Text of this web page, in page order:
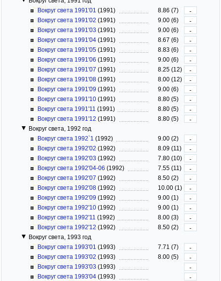
Вокруг света 1991'01 (1991) 8.86 (7)
-
Вокруг света 1991'02 (1991) 9.00 (6)
-
Вокруг света 1991'03 (1991) 9.00 (6)
-
Вокруг света 1991'04 (1991) 8.67 (6)
-
Вокруг света 1991'05 (1991) 8.83 (6)
-
Вокруг света 1991'06 (1991) 9.00 (6)
-
Вокруг света 1991'07 (1991) 8.25 (12)
-
Вокруг света 1991'08 (1991) 8.00 (12)
-
Вокруг света 1991'09 (1991) 9.00 (6)
-
Вокруг света 1991'10 (1991) 8.80 (5)
-
Вокруг света 1991'11 (1991) 8.80 (5)
-
Вокруг света 1991'12 (1991) 8.80 (5)
-
Вокруг света, 1992 год
Вокруг света 1992`1 (1992) 9.00 (2)
-
Вокруг света 1992'02 (1992) 8.09 (11)
-
Вокруг света 1992'03 (1992) 7.80 (10)
-
Вокруг света 1992'04-06 (1992) 7.55 (11)
-
Вокруг света 1992'07 (1992) 8.50 (2)
-
Вокруг света 1992'08 (1992) 10.00 (1)
-
Вокруг света 1992'09 (1992) 9.00 (1)
-
Вокруг света 1992'10 (1992) 9.00 (1)
-
Вокруг света 1992'11 (1992) 8.00 (3)
-
Вокруг света 1992'12 (1992) 8.50 (2)
-
Вокруг света, 1993 год
Вокруг света 1993'01 (1993) 7.71 (7)
-
Вокруг света 1993'02 (1993) 8.00 (5)
-
Вокруг света 1993'03 (1993)
-
Вокруг света 1993'04 (1993)
-